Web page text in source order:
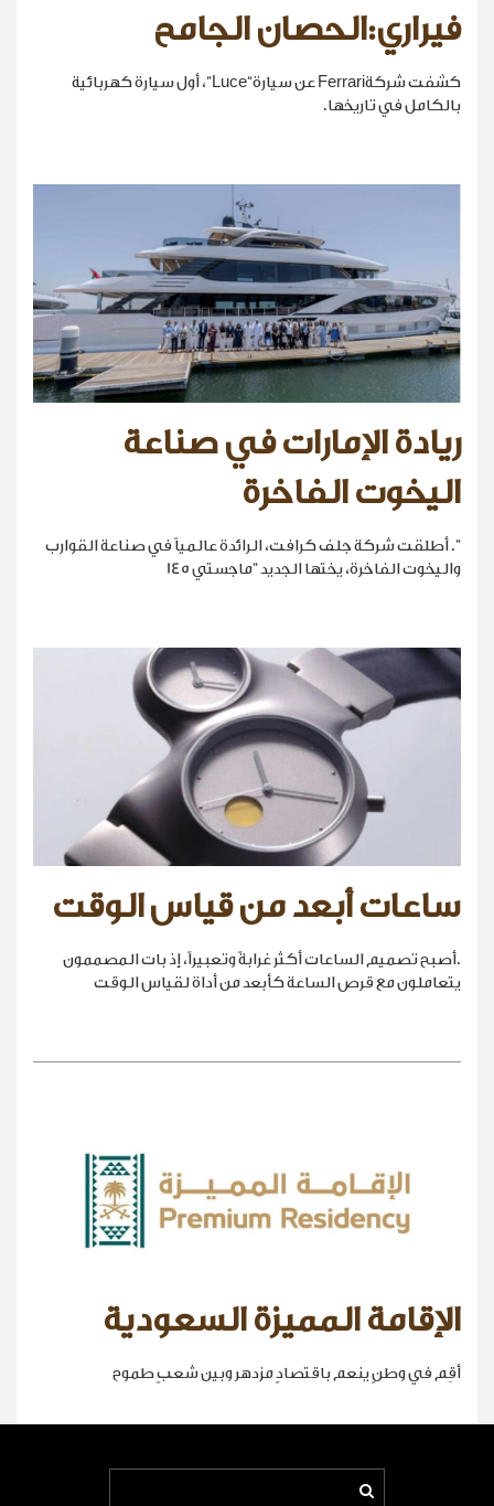
فيراري:الحصان الجامح
كشفت شركةFerrari عن سيارة“Luce”، أول سيارة كهربائية
بالكامل في تاريخها.
ريادة الإمارات في صناعة
اليخوت الفاخرة
". أطلقت شركة جلف كرافت، الرائدة عالمياً في صناعة القوارب
واليخوت الفاخرة، يختها الجديد "ماجستي 145
ساعات أبعد من قياس الوقت
.أصبح تصميم الساعات أكثر غرابةً وتعبيراً، إذ بات المصممون
يتعاملون مع قرص الساعة كأبعد من أداة لقياس الوقت
الإقامة المميزة السعودية
أقِم في وطنٍ ينعم باقتصادٍ مزدهر وبين شعبٍ طموح